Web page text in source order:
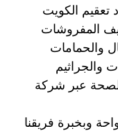
تعقيم الكويت
المفروشات
والحمامات
والجراثيم
عبر شركة
وبخبرة فريقنا